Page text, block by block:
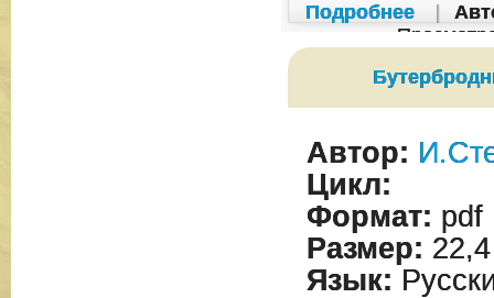
Подробнее
Автор:
Цикл:
Формат: pdf
Размер:
Язык: